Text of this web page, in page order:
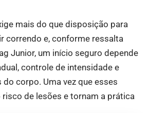
mais do que disposição para
correndo e, conforme ressalta
Junior, um início seguro depende
controle de intensidade e
corpo. Uma vez que esses
de lesões e tornam a prática